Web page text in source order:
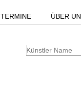
TERMINE ÜBER